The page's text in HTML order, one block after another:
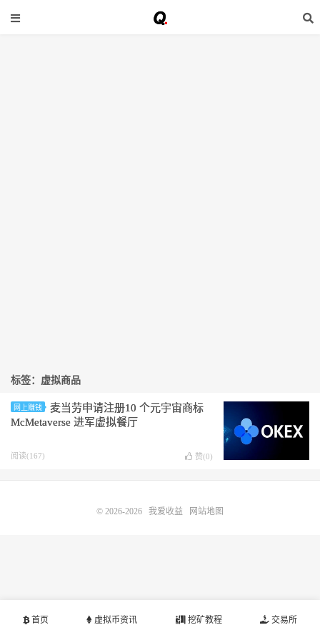
标签：虚拟商品
网上赚钱
麦当劳申请注册10 个元宇宙商标
McMetaverse 进军虚拟餐厅
阅读(167) 赞(0)
首页 虚拟币资讯 挖矿教程 交易所
© 2026-2026 我爱收益 网站地图